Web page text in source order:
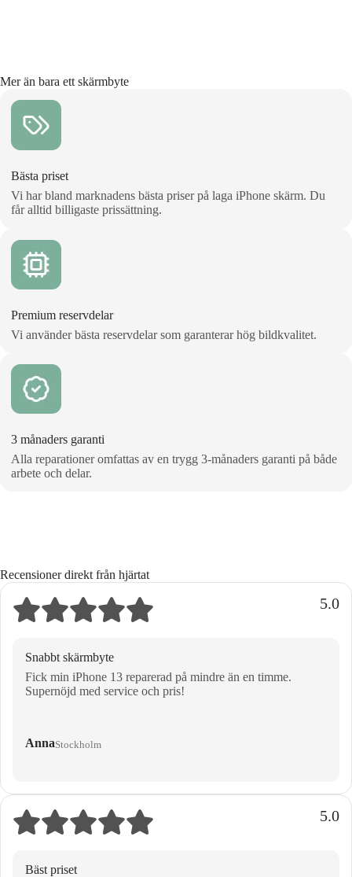
Mer än bara ett skärmbyte
Bästa priset
Vi har bland marknadens bästa priser på laga iPhone skärm. Du
får alltid billigaste prissättning.
Premium reservdelar
Vi använder bästa reservdelar som garanterar hög bildkvalitet.
3 månaders garanti
Alla reparationer omfattas av en trygg 3‑månaders garanti på både
arbete och delar.
Recensioner direkt från hjärtat
5.0
Snabbt skärmbyte
Fick min iPhone 13 reparerad på mindre än en timme.
Supernöjd med service och pris!
AnnaStockholm
5.0
Bäst priset